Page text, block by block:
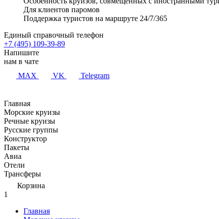
Для клиентов паромов
Поддержка туристов на маршруте 24/7/365
Единый справочный телефон
+7 (495) 109-39-89
Напишите
нам в чате
MAX
VK Telegram
Главная
Морские круизы
Речные круизы
Русские группы
Конструктор
Пакеты
Авиа
Отели
Трансферы
Корзина
1
Главная